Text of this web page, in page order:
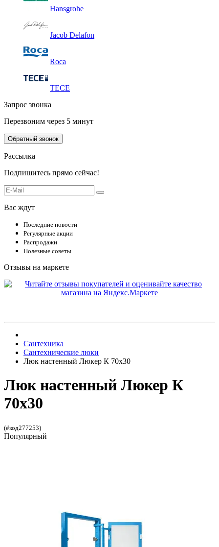
Hansgrohe
Jacob Delafon
Roca
TECE
Запрос звонка
Перезвоним через 5 минут
Обратный звонок
Рассылка
Подпишитесь прямо сейчас!
Вас ждут
Последние новости
Регулярные акции
Распродажи
Полезные советы
Отзывы на маркете
Сантехника
Сантехнические люки
Люк настенный Люкер К 70x30
Люк настенный Люкер К
70x30
(#код277253)
Популярный